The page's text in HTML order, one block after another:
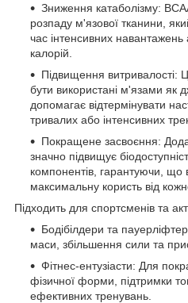
Зниження катаболізму:
розпаду м'язової тканини,
час інтенсивних
калорій.
Підвищення витривалості:
бути використані м'язами як
допомагає відтермінувати
тривалих або інтенсивних
Покращене засвоєння:
значно підвищує
компонентів, гарантуючи, що
максимальну користь від
Підходить для спортсменів та
Бодібілдери та
маси, збільшення сили та
Фітнес-ентузіасти: Для
фізичної форми, підтримки
ефективних тренувань.